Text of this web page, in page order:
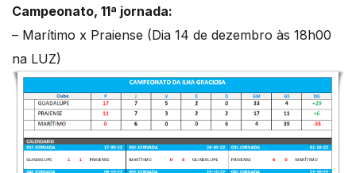
Campeonato, 11ª jornada:
– Marítimo x Praiense (Dia 14 de dezembro às 18h00
na LUZ)